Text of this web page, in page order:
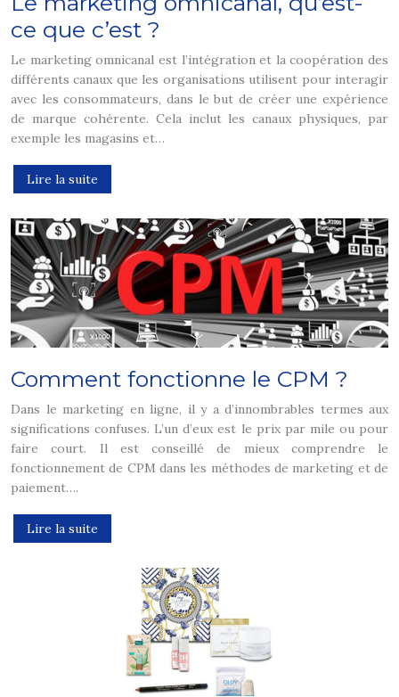
ce que c’est ?
Le marketing omnicanal est l’intégration et la coopération des
différents canaux que les organisations utilisent pour interagir
avec les consommateurs, dans le but de créer une expérience
de marque cohérente. Cela inclut les canaux physiques, par
exemple les magasins et…
Lire la suite
Comment fonctionne le CPM ?
Dans le marketing en ligne, il y a d’innombrables termes aux
significations confuses. L’un d’eux est le prix par mile ou pour
faire court. Il est conseillé de mieux comprendre le
fonctionnement de CPM dans les méthodes de marketing et de
paiement….
Lire la suite